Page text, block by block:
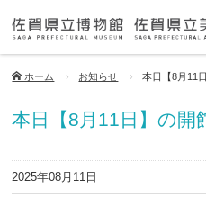
ホーム お知らせ 本日【8月11
本日【8月11日】の開
2025年08月11日